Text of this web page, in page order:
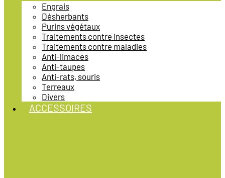
Engrais
Désherbants
Purins végétaux
Traitements contre insectes
Traitements contre maladies
Anti-limaces
Anti-taupes
Anti-rats, souris
Terreaux
Divers
ACCESSOIRES